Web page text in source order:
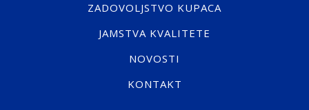
ZADOVOLJSTVO KUPACA
JAMSTVA KVALITETE
NOVOSTI
KONTAKT